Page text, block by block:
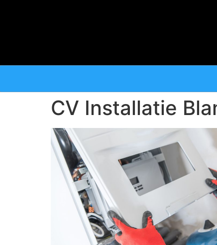
CV Installatie